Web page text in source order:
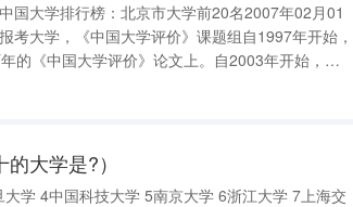
国大学排行榜：北京市大学前20名2007年02月01
考大学，《中国大学评价》课题组自1997年开始，
的《中国大学评价》论文上。自2003年开始，发
大学选专业－高考志愿填报指南》上。 现将
大学是?）
学 4中国科技大学 5南京大学 6浙江大学 7上海交